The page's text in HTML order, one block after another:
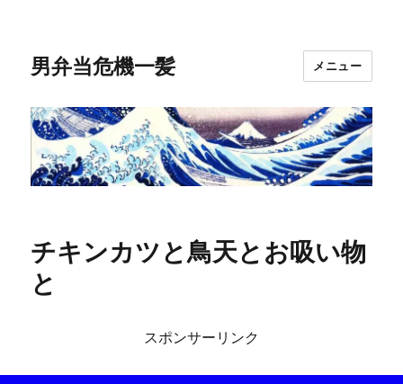
男弁当危機一髪 メニュー
チキンカツと鳥天とお吸い物
と
スポンサーリンク